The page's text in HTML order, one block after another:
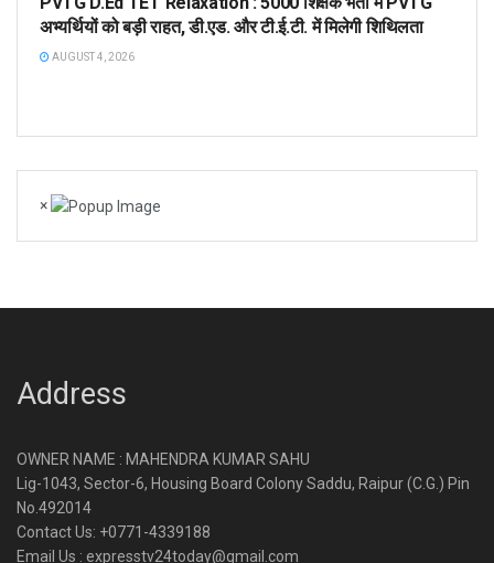
अभ्यर्थियों को बड़ी राहत, डी.एड. और टी.ई.टी. में मिलेगी शिथिलता
AUGUST 4, 2026
×
Address
OWNER NAME : MAHENDRA KUMAR SAHU
Lig-1043, Sector-6, Housing Board Colony Saddu, Raipur (C.G.) Pin
No.492014
Contact Us: +0771-4339188
Email Us : expresstv24today@gmail.com